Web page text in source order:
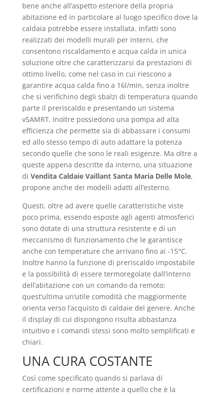
bene anche all’aspetto esteriore della propria
abitazione ed in particolare al luogo specifico dove la
caldaia potrebbe essere installata. Infatti sono
realizzati dei modelli murali per interni, che
consentono riscaldamento e acqua calda in unica
soluzione oltre che caratterizzarsi da prestazioni di
ottimo livello, come nel caso in cui riescono a
garantire acqua calda fino a 16l/min, senza inoltre
che si verifichino degli sbalzi di temperatura quando
parte il preriscaldo e presentando un sistema
vSAMRT. Inoltre possiedono una pompa ad alta
efficienza che permette sia di abbassare i consumi
ed allo stesso tempo di auto adattare la potenza
secondo quelle che sono le reali esigenze. Ma oltre a
queste appena descritte da interno, una situazione
di Vendita Caldaie Vaillant Santa Maria Delle Mole,
propone anche dei modelli adatti all’esterno.
Questi, oltre ad avere quelle caratteristiche viste
poco prima, essendo esposte agli agenti atmosferici
sono dotate di una struttura resistente e di un
meccanismo di funzionamento che le garantisce
anche con temperature che arrivano fino ai -15°C.
Inoltre hanno la funzione di preriscaldo impostabile
e la possibilità di essere termoregolate dall’interno
dell’abitazione con un comando da remoto:
quest’ultima un’utile comodità che maggiormente
orienta verso l’acquisto di caldaie del genere. Anche
il display di cui dispongono risulta abbastanza
intuitivo e i comandi stessi sono molto semplificati e
chiari.
UNA CURA COSTANTE
Così come specificato quando si parlava di
certificazioni e norme attente a quello che è la